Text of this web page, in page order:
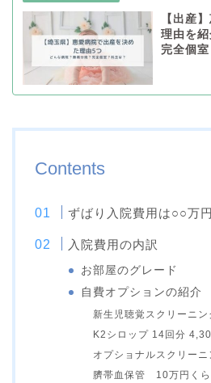
【出産
理由を
完全個
Contents
ずばり入院費用は○○万
入院費用の内訳
お部屋のグレード
自費オプションの紹介
新生児聴覚スクリーニ
K2シロップ 14回分
オプショナルスクリー
臍帯血保管 10万円くら